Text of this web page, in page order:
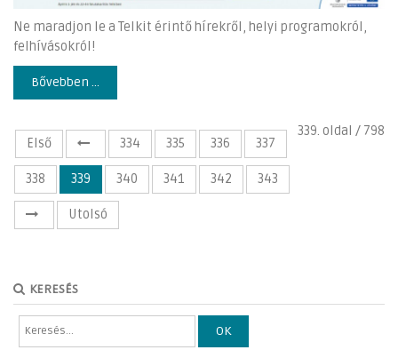
Ne maradjon le a Telkit érintő hírekről, helyi programokról,
felhívásokról!
Bővebben ...
339. oldal / 798
Első
334 335 336 337
338 339 340 341 342 343
Utolsó
KERESÉS
OK